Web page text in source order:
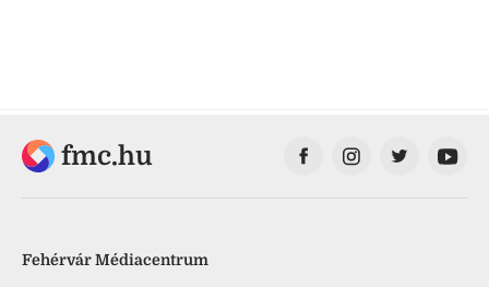
fmc.hu
Fehérvár Médiacentrum